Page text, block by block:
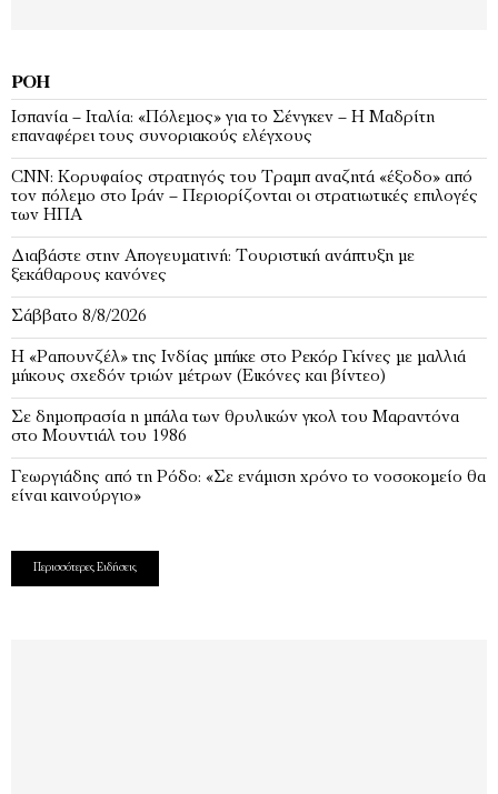
ΡΟΉ
Ισπανία – Ιταλία: «Πόλεμος» για το Σένγκεν – Η Μαδρίτη
επαναφέρει τους συνοριακούς ελέγχους
CNN: Κορυφαίος στρατηγός του Τραμπ αναζητά «έξοδο» από
τον πόλεμο στο Ιράν – Περιορίζονται οι στρατιωτικές επιλογές
των ΗΠΑ
Διαβάστε στην Απογευματινή: Τουριστική ανάπτυξη με
ξεκάθαρους κανόνες
Σάββατο 8/8/2026
Η «Ραπουνζέλ» της Ινδίας μπήκε στο Ρεκόρ Γκίνες με μαλλιά
μήκους σχεδόν τριών μέτρων (Εικόνες και βίντεο)
Σε δημοπρασία η μπάλα των θρυλικών γκολ του Μαραντόνα
στο Μουντιάλ του 1986
Γεωργιάδης από τη Ρόδο: «Σε ενάμιση χρόνο το νοσοκομείο θα
είναι καινούργιο»
Περισσότερες Ειδήσεις